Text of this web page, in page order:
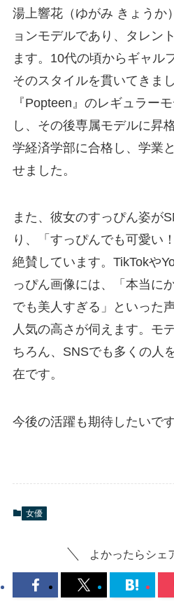
湯上響花（ゆがみ きょうか
ョンモデルであり、タレン
ます。10代の頃からギャル
そのスタイルを貫いてきま
『Popteen』のレギュラー
し、その後専属モデルに昇
学経済学部に合格し、学業
せました。
また、彼女のすっぴん姿が
り、「すっぴんでも可愛い
絶賛しています。TikTokや
っぴん画像には、「本当に
でも美人すぎる」といった
人気の高さが伺えます。モ
ちろん、SNSでも多くの人
在です。
今後の活躍も期待したいです
女優
よかったらシェ